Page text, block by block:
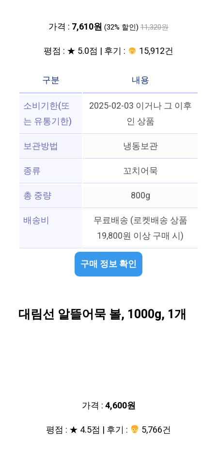
가격 : 7,610원 (32% 할인) 11,320원
평점 : ★ 5.0점 | 후기 : 15,912건
구분
내용
소비기한(또
는 유통기한)
2025-02-03 이거나 그 이후
인 상품
보관방법
냉동보관
종류
꼬치어묵
총 중량
800g
배송비
무료배송 (로켓배송 상품
19,800원 이상 구매 시)
구매 정보 확인
대림선 알뜰어묵 볼, 1000g, 1개
가격 :4,600원
평점 : ★ 4.5점 | 후기 :
5,766건